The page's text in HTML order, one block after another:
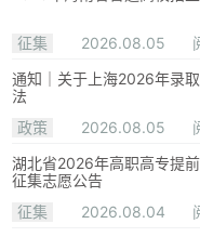
征集 2026.08.05
通知｜关于上海2026年录
法
政策
2026.08.05
湖北省2026年高职高专提
征集志愿公告
征集
2026.08.04